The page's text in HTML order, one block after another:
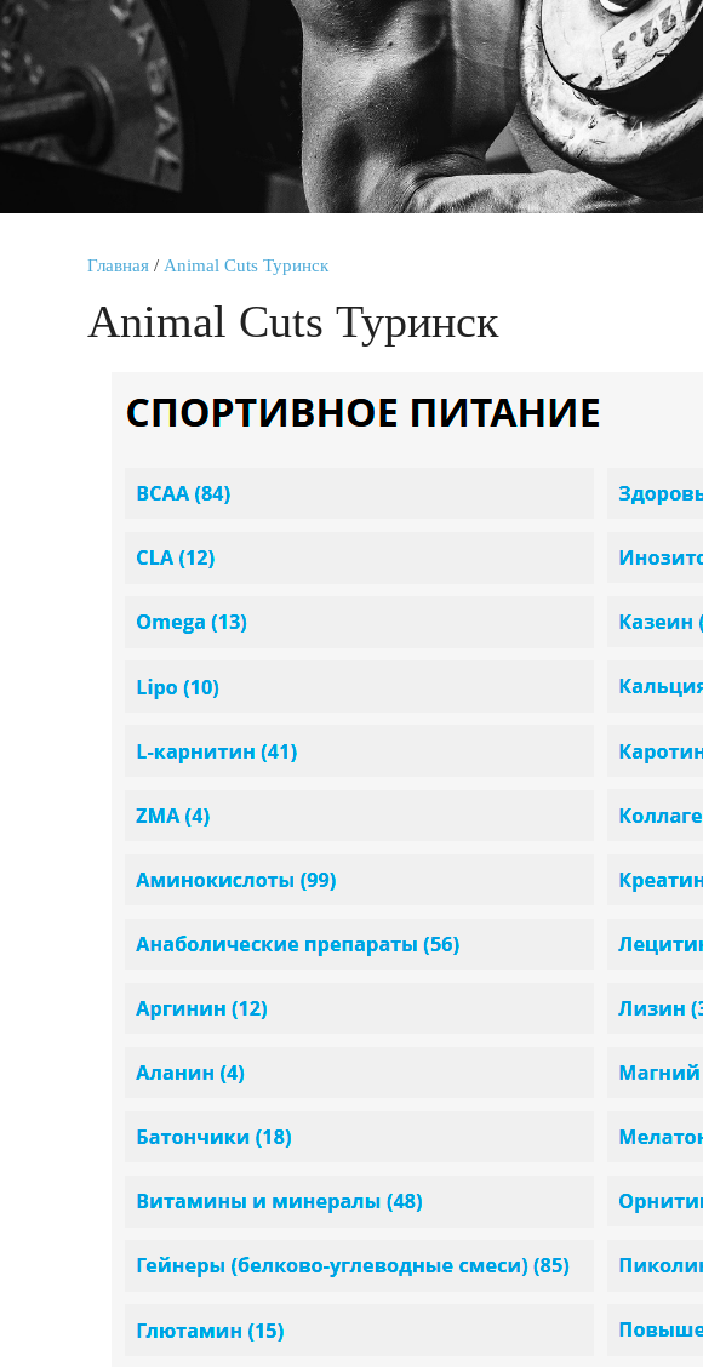
Главная / Animal Cuts Туринск
Animal Cuts Туринск